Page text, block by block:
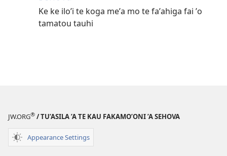
Ke ke iloʼi te koga meʼa mo te faʼahiga fai ʼo
tamatou tauhi
JW.ORG® / TU’ASILA ’A TE KAU FAKAMO’ONI ’A SEHOVA
Appearance Settings